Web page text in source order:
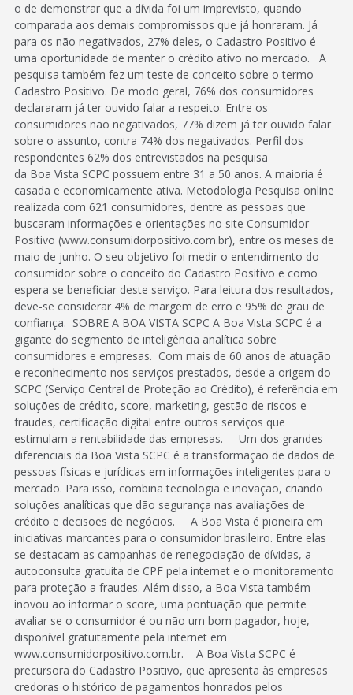
o de demonstrar que a dívida foi um imprevisto, quando
comparada aos demais compromissos que já honraram. Já
para os não negativados, 27% deles, o Cadastro Positivo é
uma oportunidade de manter o crédito ativo no mercado. A
pesquisa também fez um teste de conceito sobre o termo
Cadastro Positivo. De modo geral, 76% dos consumidores
declararam já ter ouvido falar a respeito. Entre os
consumidores não negativados, 77% dizem já ter ouvido falar
sobre o assunto, contra 74% dos negativados. Perfil dos
respondentes 62% dos entrevistados na pesquisa
da Boa Vista SCPC possuem entre 31 a 50 anos. A maioria é
casada e economicamente ativa. Metodologia Pesquisa online
realizada com 621 consumidores, dentre as pessoas que
buscaram informações e orientações no site Consumidor
Positivo (www.consumidorpositivo.com.br), entre os meses de
maio de junho. O seu objetivo foi medir o entendimento do
consumidor sobre o conceito do Cadastro Positivo e como
espera se beneficiar deste serviço. Para leitura dos resultados,
deve-se considerar 4% de margem de erro e 95% de grau de
confiança. SOBRE A BOA VISTA SCPC A Boa Vista SCPC é a
gigante do segmento de inteligência analítica sobre
consumidores e empresas. Com mais de 60 anos de atuação
e reconhecimento nos serviços prestados, desde a origem do
SCPC (Serviço Central de Proteção ao Crédito), é referência em
soluções de crédito, score, marketing, gestão de riscos e
fraudes, certificação digital entre outros serviços que
estimulam a rentabilidade das empresas. Um dos grandes
diferenciais da Boa Vista SCPC é a transformação de dados de
pessoas físicas e jurídicas em informações inteligentes para o
mercado. Para isso, combina tecnologia e inovação, criando
soluções analíticas que dão segurança nas avaliações de
crédito e decisões de negócios. A Boa Vista é pioneira em
iniciativas marcantes para o consumidor brasileiro. Entre elas
se destacam as campanhas de renegociação de dívidas, a
autoconsulta gratuita de CPF pela internet e o monitoramento
para proteção a fraudes. Além disso, a Boa Vista também
inovou ao informar o score, uma pontuação que permite
avaliar se o consumidor é ou não um bom pagador, hoje,
disponível gratuitamente pela internet em
www.consumidorpositivo.com.br. A Boa Vista SCPC é
precursora do Cadastro Positivo, que apresenta às empresas
credoras o histórico de pagamentos honrados pelos